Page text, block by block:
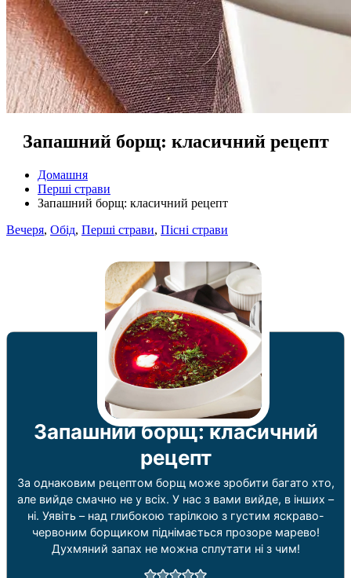
Запашний борщ: класичний рецепт
Домашня
Перші страви
Запашний борщ: класичний рецепт
Вечеря, Обід, Перші страви, Пісні страви
Запашний борщ: класичний
рецепт
За однаковим рецептом борщ може зробити багато хто,
але вийде смачно не у всіх. У нас з вами вийде, в інших –
ні. Уявіть – над глибокою тарілкою з густим яскраво-
червоним борщиком піднімається прозоре марево!
Духмяний запах не можна сплутати ні з чим!